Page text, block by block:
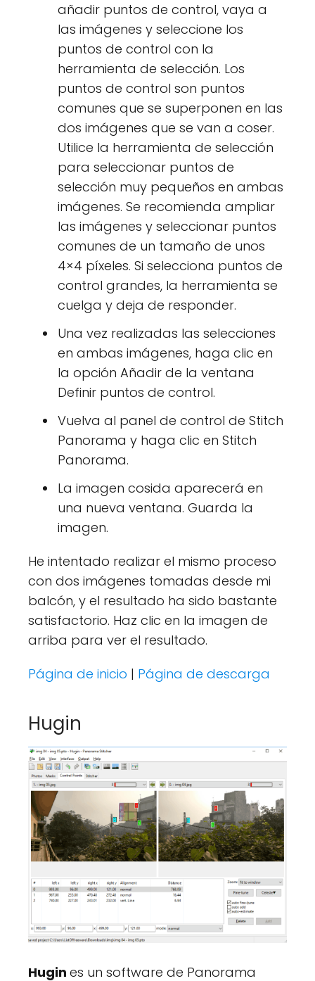
añadir puntos de control, vaya a
las imágenes y seleccione los
puntos de control con la
herramienta de selección. Los
puntos de control son puntos
comunes que se superponen en las
dos imágenes que se van a coser.
Utilice la herramienta de selección
para seleccionar puntos de
selección muy pequeños en ambas
imágenes. Se recomienda ampliar
las imágenes y seleccionar puntos
comunes de un tamaño de unos
4×4 píxeles. Si selecciona puntos de
control grandes, la herramienta se
cuelga y deja de responder.
Una vez realizadas las selecciones
en ambas imágenes, haga clic en
la opción Añadir de la ventana
Definir puntos de control.
Vuelva al panel de control de Stitch
Panorama y haga clic en Stitch
Panorama.
La imagen cosida aparecerá en
una nueva ventana. Guarda la
imagen.
He intentado realizar el mismo proceso
con dos imágenes tomadas desde mi
balcón, y el resultado ha sido bastante
satisfactorio. Haz clic en la imagen de
arriba para ver el resultado.
Página de inicio | Página de descarga
Hugin
Hugin es un software de Panorama